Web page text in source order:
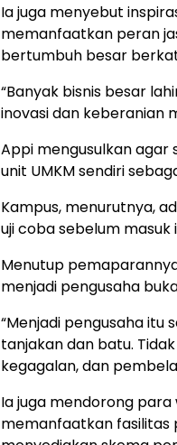
Ia juga menyebut
memanfaatkan peran
bertumbuh besar
“Banyak bisnis besar
inovasi dan keberanian
Appi mengusulkan agar
unit UMKM sendiri
Kampus, menurutnya,
uji coba sebelum masuk
Menutup
menjadi pengusaha
“Menjadi pengusaha itu
tanjakan dan batu.
kegagalan, dan
Ia juga mendorong
memanfaatkan fasilitas